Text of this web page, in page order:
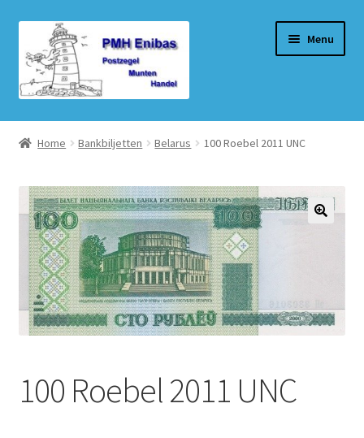
door
naar
navigatie
naar
de
inhoud
Menu
Home
Winkel
Winkelmand
Afrekenen
Mijn account
Alg. voorw.
Home Bankbiljetten Belarus 100 Roebel 2011 UNC
100 Roebel 2011 UNC